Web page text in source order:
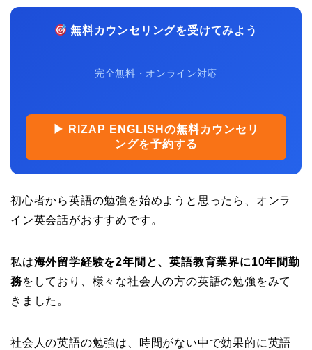
無料カウンセリングを受けてみよう
完全無料・オンライン対応
▶ RIZAP ENGLISHの無料カウンセリ
ングを予約する
初心者から英語の勉強を始めようと思ったら、オンラ
イン英会話がおすすめです。
私は海外留学経験を2年間と、英語教育業界に10年間勤
務をしており、様々な社会人の方の英語の勉強をみて
きました。
社会人の英語の勉強は、時間がない中で効果的に英語